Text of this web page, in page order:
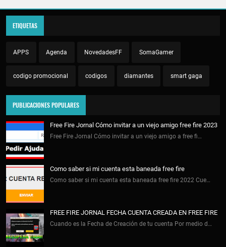
ETIQUETAS
APPS Agenda NovedadesFF SomaGamer
codigo promocional codigos diamantes smart gaga
PUBLICACIONES POPULARES
Free Fire Jornal Cómo invitar a un viejo amigo free fire 2023
Free Fire Jornal Cómo invitar a un viejo amigo a free fi…
Como saber si mi cuenta esta baneada free fire
Como saber si mi cuenta esta baneada free fire 2022 Cue…
FREE FIRE JORNAL FECHA CUENTA CREADA EN FREE FIRE
Cuando es la Fecha de Creación de tu cuenta Por medio d…